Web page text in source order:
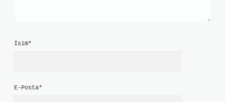
İsim*
E-Posta*